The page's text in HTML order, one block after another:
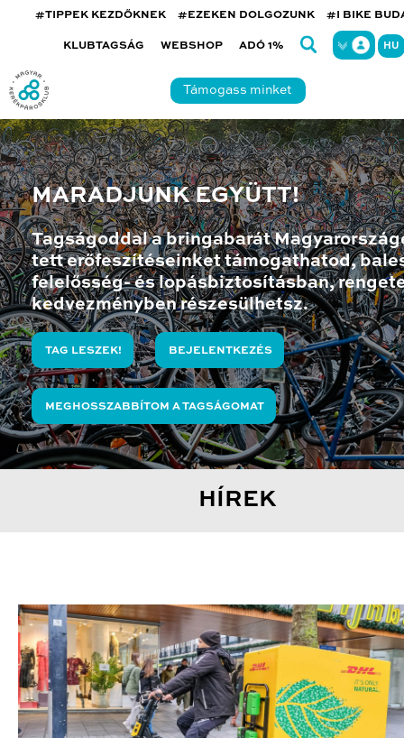
#TIPPEK KEZDŐKNEK #EZEKEN DOLGOZUNK #I BIKE
KLUBTAGSÁG WEBSHOP ADÓ 1% HU
Támogass minket
MARADJUNK EGYÜTT!
Tagságoddal a bringabarát
tett erőfeszítéseinket támogathatod,
felelősség- és lopásbiztosításban,
kedvezményben részesülhetsz.
TAG LESZEK! BEJELENTKEZÉS
MEGHOSSZABBÍTOM A TAGSÁGOMAT
HÍREK